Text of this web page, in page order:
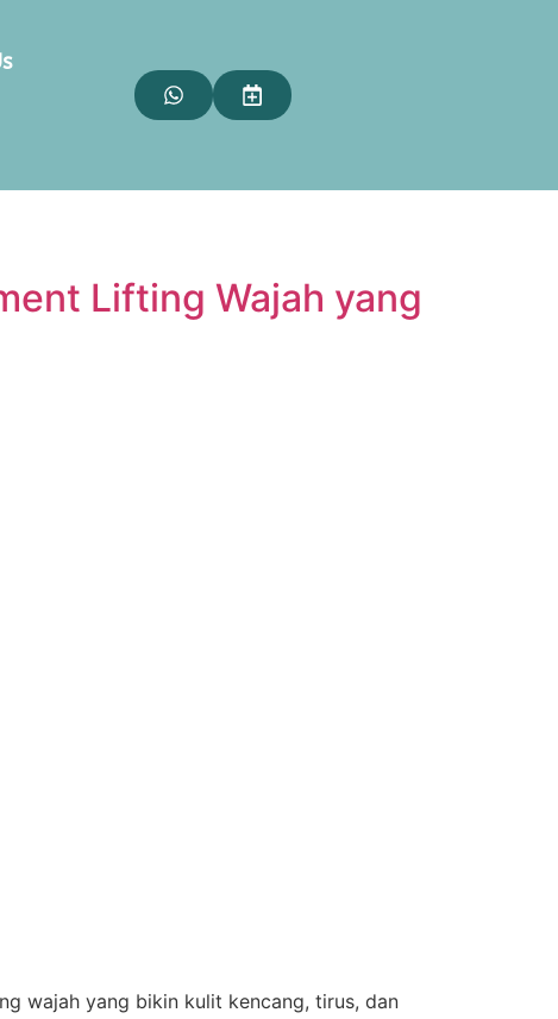
Lifting Wajah yang
wajah yang bikin kulit kencang, tirus, dan